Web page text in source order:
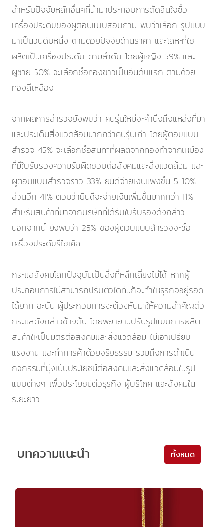
สำหรับปัจจัยหลักอื่นๆที่นำมาประกอบการตัดสินใจซื้อ
เครื่องประดับของผู้ตอบแบบสอบถาม พบว่าเลือก รูปแบบ
มาเป็นอันดับหนึ่ง ตามด้วยปัจจัยด้านราคา และโลหะที่ใช้
ผลิตเป็นเครื่องประดับ ตามลำดับ โดยผู้หญิง 59% และ
ผู้ชาย 50% จะเลือกซื้อทองขาวเป็นอันดับแรก ตามด้วย
ทองสีเหลือง
จากผลการสำรวจยังพบว่า คนรุ่นใหม่จะคำนึงถึงแหล่งที่มา
และประเด็นสิ่งแวดล้อมมากกว่าคนรุ่นเก่า โดยผู้ตอบแบบ
สำรวจ 45% จะเลือกซื้อสินค้าที่ผลิตจากทองคำจากเหมือง
ที่มีใบรับรองความรับผิดชอบต่อสังคมและสิ่งแวดล้อม และ
ผู้ตอบแบบสำรวจราว 33% ยินดีจ่ายเงินแพงขึ้น 5-10%
ส่วนอีก 41% ตอบว่ายินดีจะจ่ายเงินเพิ่มขึ้นมากกว่า 11%
สำหรับสินค้าที่มาจากบริษัทที่ได้รับใบรับรองดังกล่าว
นอกจากนี้ ยังพบว่า 25% ของผู้ตอบแบบสำรวจจะซื้อ
เครื่องประดับรีไซเคิล
กระแสสังคมโลกปัจจุบันเป็นสิ่งที่หลีกเลี่ยงไม่ได้ หากผู้
ประกอบการไม่สามารถปรับตัวได้ทันก็จะทำให้ธุรกิจอยู่รอด
ได้ยาก ฉะนั้น ผู้ประกอบการจะต้องหันมาให้ความสำคัญต่อ
กระแสดังกล่าวข้างต้น โดยพยายามปรับรูปแบบการผลิต
สินค้าให้เป็นมิตรต่อสังคมและสิ่งแวดล้อม ไม่เอาเปรียบ
แรงงาน และทำการค้าด้วยจริยธรรม รวมถึงการดำเนิน
กิจกรรมที่มุ่งเน้นประโยชน์ต่อสังคมและสิ่งแวดล้อมในรูป
แบบต่างๆ เพื่อประโยชน์ต่อธุรกิจ ผู้บริโภค และสังคมใน
ระยะยาว
บทความแนะนำ ทั้งหมด